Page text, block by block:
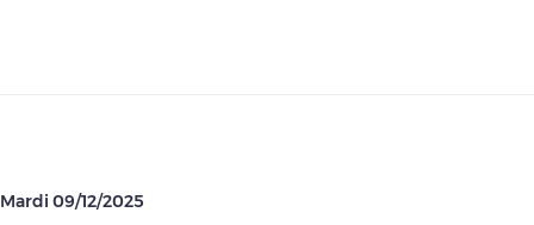
Mardi 09/12/2025